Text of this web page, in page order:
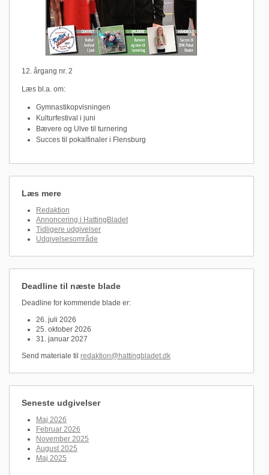
12. årgang nr. 2
Læs bl.a. om:
Gymnastikopvisningen
Kulturfestival i juni
Bævere og Ulve til turnering
Succes til pokalfinaler i Flensburg
Læs mere
Redaktion
Annoncering i HattingBladet
Tidligere udgivelser
Udgivelsesområde
Deadline til næste blade
Deadline for kommende blade er:
26. juli 2026
25. oktober 2026
31. januar 2027
Send materiale til redaktion@hattingbladet.dk
Seneste udgivelser
Maj 2026
Februar 2026
November 2025
August 2025
Maj 2025